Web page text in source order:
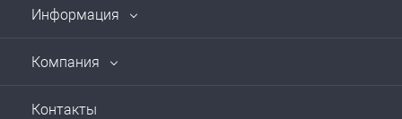
Информация
Компания
Контакты